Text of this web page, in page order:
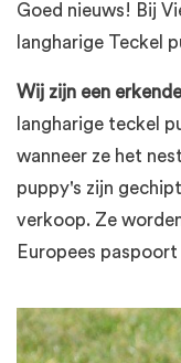
Goed nieuws! Bij
langharige Teckel
Wij zijn een
langharige teckel
wanneer ze het
puppy's zijn
verkoop. Ze
Europees